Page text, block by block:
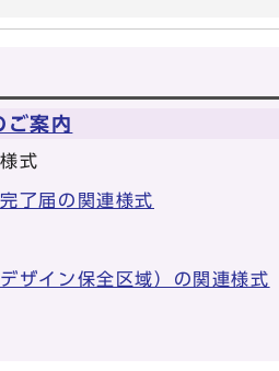
ご案内
式
了届の関連様式
ザイン保全区域）の関連様式